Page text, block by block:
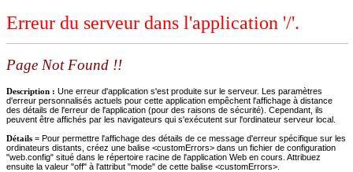
Erreur du serveur dans l'application '/'.
Page Not Found !!
Description : Une erreur d'application s'est produite sur le serveur. Les paramètres
d'erreur personnalisés actuels pour cette application empêchent l'affichage à distance
des détails de l'erreur de l'application (pour des raisons de sécurité). Cependant, ils
peuvent être affichés par les navigateurs qui s'exécutent sur l'ordinateur serveur local.
Détails = Pour permettre l'affichage des détails de ce message d'erreur spécifique sur les
ordinateurs distants, créez une balise <customErrors> dans un fichier de configuration
"web.config" situé dans le répertoire racine de l'application Web en cours. Attribuez
ensuite la valeur "off" à l'attribut "mode" de cette balise <customErrors>.